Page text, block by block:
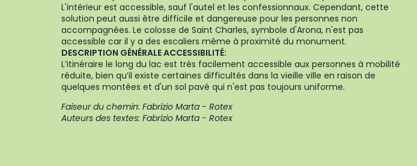
L'intérieur est accessible, sauf l'autel et les confessionnaux. Cependant, cette
solution peut aussi être difficile et dangereuse pour les personnes non
accompagnées. Le colosse de Saint Charles, symbole d'Arona, n'est pas
accessible car il y a des escaliers même à proximité du monument.
DESCRIPTION GÉNÉRALE ACCESSIBILITÉ:
L’itinéraire le long du lac est très facilement accessible aux personnes à mobilité
réduite, bien qu’il existe certaines difficultés dans la vieille ville en raison de
quelques montées et d'un sol pavé qui n'est pas toujours uniforme.
Faiseur du chemin: Fabrizio Marta - Rotex
Auteurs des textes: Fabrizio Marta - Rotex